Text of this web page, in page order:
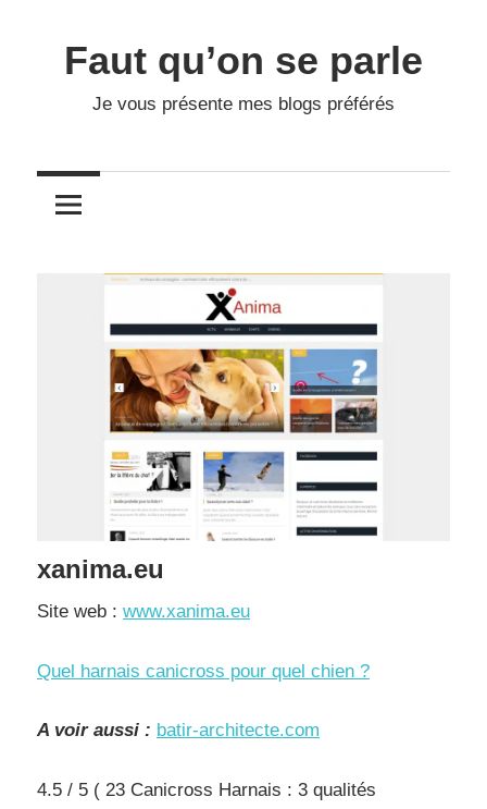
content
Faut qu’on se parle
Je vous présente mes blogs préférés
xanima.eu
Site web : www.xanima.eu
Quel harnais canicross pour quel chien ?
A voir aussi : batir-architecte.com
4.5 / 5 ( 23 Canicross Harnais : 3 qualités